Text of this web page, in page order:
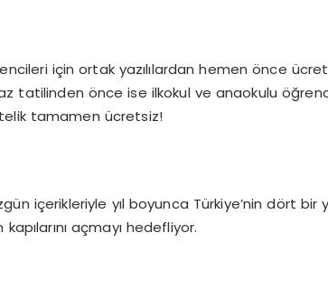
için ortak yazılılardan hemen önce
tatilinden önce ise ilkokul ve anaokulu
tamamen ücretsiz!
içerikleriyle yıl boyunca Türkiye’nin dört bir
açmayı hedefliyor.